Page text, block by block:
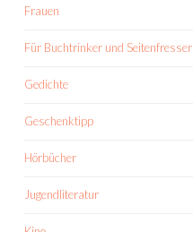
Frauen
Für Buchtrinker und Seitenfresser
Gedichte
Geschenktipp
Hörbücher
Jugendliteratur